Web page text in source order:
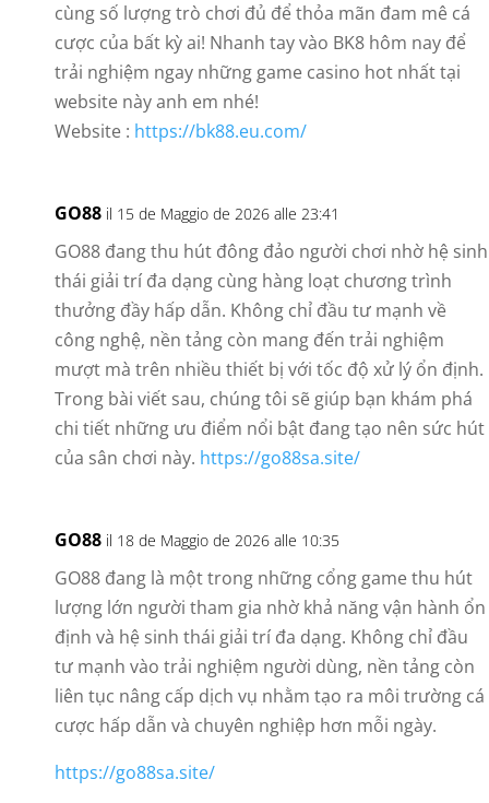
cùng số lượng trò chơi đủ để thỏa mãn đam mê cá
cược của bất kỳ ai! Nhanh tay vào BK8 hôm nay để
trải nghiệm ngay những game casino hot nhất tại
website này anh em nhé!
Website : https://bk88.eu.com/
GO88 il 15 de Maggio de 2026 alle 23:41
GO88 đang thu hút đông đảo người chơi nhờ hệ sinh
thái giải trí đa dạng cùng hàng loạt chương trình
thưởng đầy hấp dẫn. Không chỉ đầu tư mạnh về
công nghệ, nền tảng còn mang đến trải nghiệm
mượt mà trên nhiều thiết bị với tốc độ xử lý ổn định.
Trong bài viết sau, chúng tôi sẽ giúp bạn khám phá
chi tiết những ưu điểm nổi bật đang tạo nên sức hút
của sân chơi này. https://go88sa.site/
GO88 il 18 de Maggio de 2026 alle 10:35
GO88 đang là một trong những cổng game thu hút
lượng lớn người tham gia nhờ khả năng vận hành ổn
định và hệ sinh thái giải trí đa dạng. Không chỉ đầu
tư mạnh vào trải nghiệm người dùng, nền tảng còn
liên tục nâng cấp dịch vụ nhằm tạo ra môi trường cá
cược hấp dẫn và chuyên nghiệp hơn mỗi ngày.
https://go88sa.site/